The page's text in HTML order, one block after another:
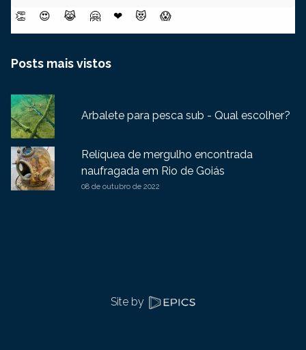
👏 😍 😹 🤗 ❤ 😻 😱
Posts mais vistos
Arbalete para pesca sub - Qual escolher?
Relíquea de mergulho encontrada
naufragada em Rio de Goiás
08 de outubro de 2022
Site by